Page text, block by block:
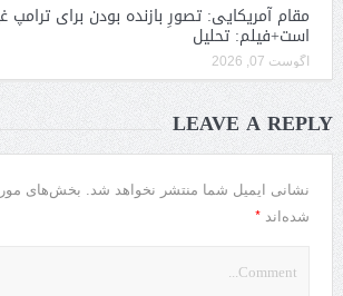
مقام آمریکایی: تصورِ بازنده بودن برای ترامپ
است+فیلم: تحلیل
آگوست 07, 2026
LEAVE A REPLY
نشانی ایمیل شما منتشر نخواهد شد. بخش‌های
شده‌اند *